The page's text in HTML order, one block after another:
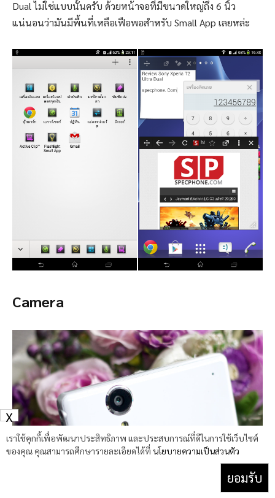
Dual ไม่ใช่แบบนั้นครับ ด้วยหน้าจอที่มีขนาดใหญ่ถึง 6 นิ้ว
แน่นอนว่ามันมีพื้นที่เหลือเฟือพอสำหรับ Small App เลยหล่ะ
Camera
เราใช้คุกกี้เพื่อพัฒนาประสิทธิภาพ และประสบการณ์ที่ดีในการใช้เว็บไซต์
ของคุณ คุณสามารถศึกษารายละเอียดได้ที่ นโยบายความเป็นส่วนตัว
ยอมรับ
X